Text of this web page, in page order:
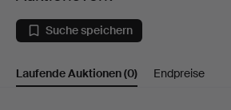
bei
Göteborgs
Suche speichern
Laufende Auktionen(0) Endpreise